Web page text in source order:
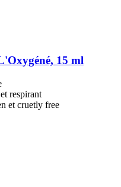
15 ml
respirant
et cruetly free